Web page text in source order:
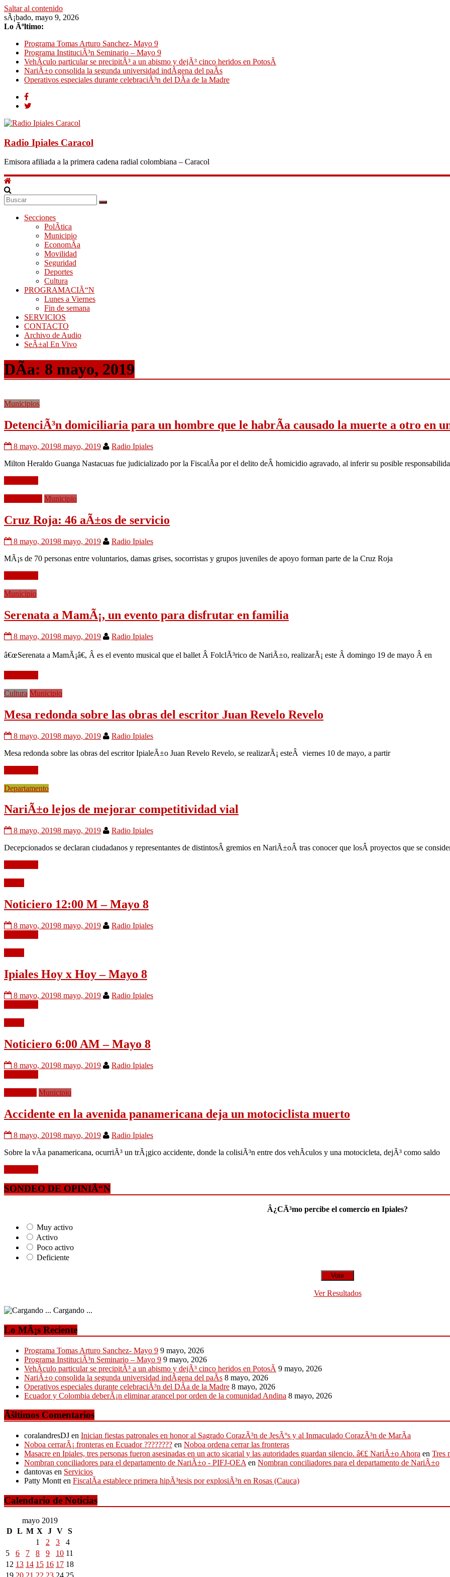
Saltar al contenido
sÃ¡bado, mayo 9, 2026
Lo Ãºltimo:
Programa Tomas Arturo Sanchez- Mayo 9
Programa InstituciÃ³n Seminario – Mayo 9
VehÃ­culo particular se precipitÃ³ a un abismo y dejÃ³ cinco heridos en PotosÃ­
NariÃ±o consolida la segunda universidad indÃ­gena del paÃ­s
Operativos especiales durante celebraciÃ³n del DÃ­a de la Madre
Radio Ipiales Caracol
Emisora afiliada a la primera cadena radial colombiana – Caracol
Secciones
PolÃ­tica
Municipio
EconomÃ­a
Movilidad
Seguridad
Deportes
Cultura
PROGRAMACIÃ“N
Lunes a Viernes
Fin de semana
SERVICIOS
CONTACTO
Archivo de Audio
SeÃ±al En Vivo
DÃ­a: 8 mayo, 2019
Municipios
DetenciÃ³n domiciliaria para un hombre que le habrÃ­a causado la muerte a otro en
8 mayo, 20198 mayo, 2019
Radio Ipiales
Milton Heraldo Guanga Nastacuas fue judicializado por la FiscalÃ­a por el delito deÂ homicidio agravado, al inferir su posible
Municipio
Cruz Roja: 46 aÃ±os de servicio
8 mayo, 20198 mayo, 2019
Radio Ipiales
MÃ¡s de 70 personas entre voluntarios, damas grises, socorristas y grupos juveniles de apoyo forman parte de la Cruz Roja
Municipio
Serenata a MamÃ¡, un evento para disfrutar en familia
8 mayo, 20198 mayo, 2019 Radio Ipiales
â€œSerenata a MamÃ¡â€, Â es el evento musical que el ballet Â FolclÃ³rico de NariÃ±o, realizarÃ¡ este Â domingo 19 de mayo Â en
Cultura Municipio
Mesa redonda sobre las obras del escritor Juan Revelo Revelo
8 mayo, 20198 mayo, 2019
Radio Ipiales
Mesa redonda sobre las obras del escritor IpialeÃ±o Juan Revelo Revelo, se realizarÃ¡ esteÂ viernes 10 de mayo, a partir
Departamento
NariÃ±o lejos de mejorar competitividad vial
8 mayo, 20198 mayo, 2019
Radio Ipiales
Decepcionados se declaran ciudadanos y representantes de distintosÂ gremios en NariÃ±oÂ tras conocer que losÂ proyectos que se
Noticiero 12:00 M – Mayo 8
8 mayo, 20198 mayo, 2019
Radio Ipiales
Ipiales Hoy x Hoy – Mayo 8
8 mayo, 20198 mayo, 2019
Radio Ipiales
Noticiero 6:00 AM – Mayo 8
8 mayo, 20198 mayo, 2019
Radio Ipiales
Municipio
Accidente en la avenida panamericana deja un motociclista muerto
8 mayo, 20198 mayo, 2019
Radio Ipiales
Sobre la vÃ­a panamericana, ocurriÃ³ un trÃ¡gico accidente, donde la colisiÃ³n entre dos vehÃ­culos y una motocicleta, dejÃ³ como saldo
SONDEO DE OPINIÃ“N
Â¿CÃ³mo percibe el comercio en Ipiales?
Muy activo
Activo
Poco activo
Deficiente
Ver Resultados
Cargando ...
Lo MÃ¡s Reciente
Programa Tomas Arturo Sanchez- Mayo 9 9 mayo, 2026
Programa InstituciÃ³n Seminario – Mayo 9 9 mayo, 2026
VehÃ­culo particular se precipitÃ³ a un abismo y dejÃ³ cinco heridos en PotosÃ­ 9 mayo, 2026
NariÃ±o consolida la segunda universidad indÃ­gena del paÃ­s 8 mayo, 2026
Operativos especiales durante celebraciÃ³n del DÃ­a de la Madre 8 mayo, 2026
Ecuador y Colombia deberÃ¡n eliminar arancel por orden de la comunidad Andina 8 mayo, 2026
Ãšltimos Comentarios
coralandresDJ en Inician fiestas patronales en honor al Sagrado CorazÃ³n de JesÃºs y al Inmaculado CorazÃ³n de MarÃ­a
Noboa cerrarÃ¡ fronteras en Ecuador ???????? en Noboa ordena cerrar las fronteras
Masacre en Ipiales, tres personas fueron asesinadas en un acto sicarial y las autoridades guardan silencio. â€£ NariÃ±o Ahora en Tres
Nombran conciliadores para el departamento de NariÃ±o - PIFJ-OEA en Nombran conciliadores para el departamento de NariÃ±o
dantovas en Servicios
Patty Montt en FiscalÃ­a establece primera hipÃ³tesis por explosiÃ³n en Rosas (Cauca)
Calendario de Noticias
mayo 2019
D L M X J V S
1
2 3
4
5
6 7 8 9 10 11
12 13 14 15 16 17 18